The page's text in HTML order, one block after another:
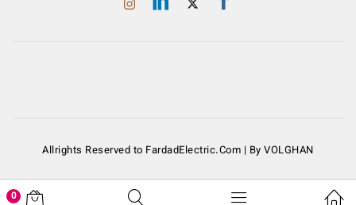
Allrights Reserved to FardadElectric.Com | By VOLGHAN
0